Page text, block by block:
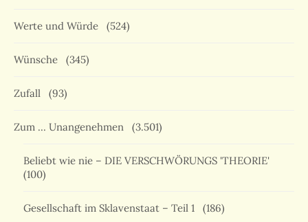
Werte und Würde (524)
Wünsche (345)
Zufall (93)
Zum … Unangenehmen (3.501)
Beliebt wie nie – DIE VERSCHWÖRUNGS 'THEORIE'
(100)
Gesellschaft im Sklavenstaat – Teil 1 (186)